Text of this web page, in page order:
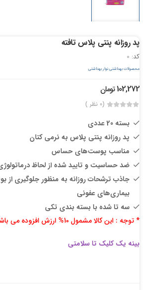
پد روزانه پنتی پلاس تافته
کد: 0
محصولات بهداشتینوار بهداشتی
102,272تومان
(0 نظر )
بسته 20 عددی
پد روزانه پنتی پلاس به نرمی کتان
مناسب پوست‌های حساس
ضد حساسیت و تایید شده از لحاظ
جاذب ترشحات روزانه به منظور جلوگیری از
بیماری‌های عفونی
سه تا شده با بسته بندی تکی
* توجه : این کالا مشمول 10% ارزش افزوده می باشد .
بینه یک کلیک تا سلامتی